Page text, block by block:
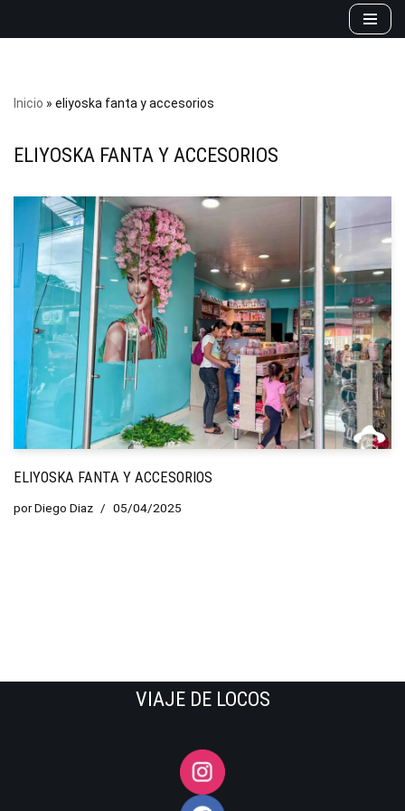
Inicio » eliyoska fanta y accesorios
ELIYOSKA FANTA Y ACCESORIOS
ELIYOSKA FANTA Y ACCESORIOS
porDiego Diaz 05/04/2025
VIAJE DE LOCOS